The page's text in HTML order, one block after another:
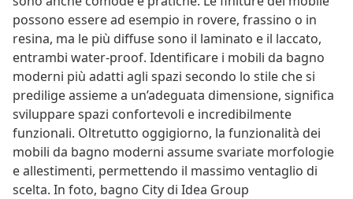
possono essere ad esempio in rovere, frassino o in
resina, ma le più diffuse sono il laminato e il laccato,
entrambi water-proof. Identificare i mobili da bagno
moderni più adatti agli spazi secondo lo stile che si
predilige assieme a un’adeguata dimensione, significa
sviluppare spazi confortevoli e incredibilmente
funzionali. Oltretutto oggigiorno, la funzionalità dei
mobili da bagno moderni assume svariate morfologie
e allestimenti, permettendo il massimo ventaglio di
scelta. In foto, bagno City di Idea Group